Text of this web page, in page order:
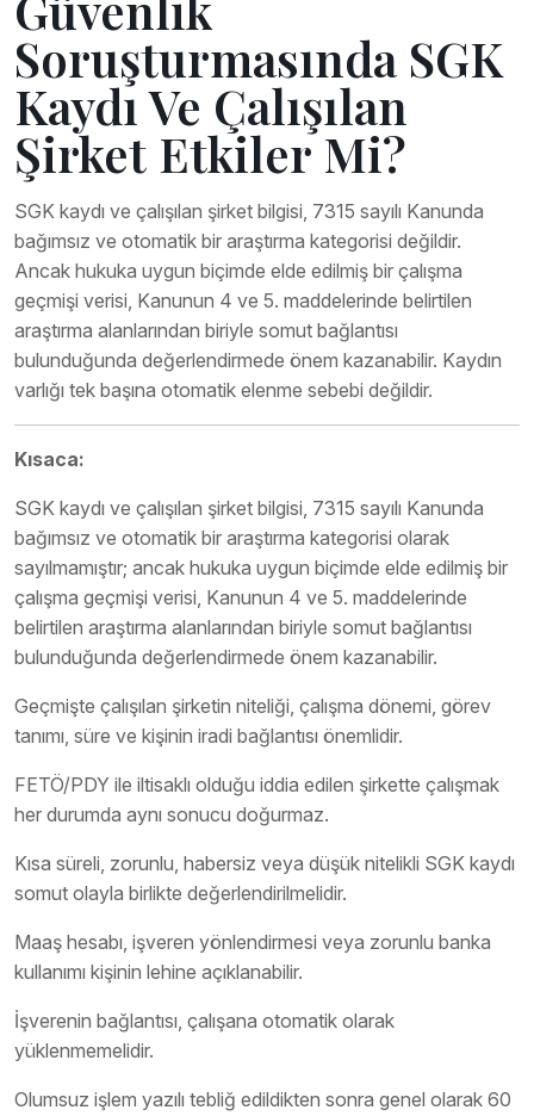
Soruşturmasında SGK
Kaydı Ve Çalışılan
Şirket Etkiler Mi?
SGK kaydı ve çalışılan şirket bilgisi, 7315 sayılı Kanunda
bağımsız ve otomatik bir araştırma kategorisi değildir.
Ancak hukuka uygun biçimde elde edilmiş bir çalışma
geçmişi verisi, Kanunun 4 ve 5. maddelerinde belirtilen
araştırma alanlarından biriyle somut bağlantısı
bulunduğunda değerlendirmede önem kazanabilir. Kaydın
varlığı tek başına otomatik elenme sebebi değildir.
Kısaca:
SGK kaydı ve çalışılan şirket bilgisi, 7315 sayılı Kanunda
bağımsız ve otomatik bir araştırma kategorisi olarak
sayılmamıştır; ancak hukuka uygun biçimde elde edilmiş bir
çalışma geçmişi verisi, Kanunun 4 ve 5. maddelerinde
belirtilen araştırma alanlarından biriyle somut bağlantısı
bulunduğunda değerlendirmede önem kazanabilir.
Geçmişte çalışılan şirketin niteliği, çalışma dönemi, görev
tanımı, süre ve kişinin iradi bağlantısı önemlidir.
FETÖ/PDY ile iltisaklı olduğu iddia edilen şirkette çalışmak
her durumda aynı sonucu doğurmaz.
Kısa süreli, zorunlu, habersiz veya düşük nitelikli SGK kaydı
somut olayla birlikte değerlendirilmelidir.
Maaş hesabı, işveren yönlendirmesi veya zorunlu banka
kullanımı kişinin lehine açıklanabilir.
İşverenin bağlantısı, çalışana otomatik olarak
yüklenmemelidir.
Olumsuz işlem yazılı tebliğ edildikten sonra genel olarak 60